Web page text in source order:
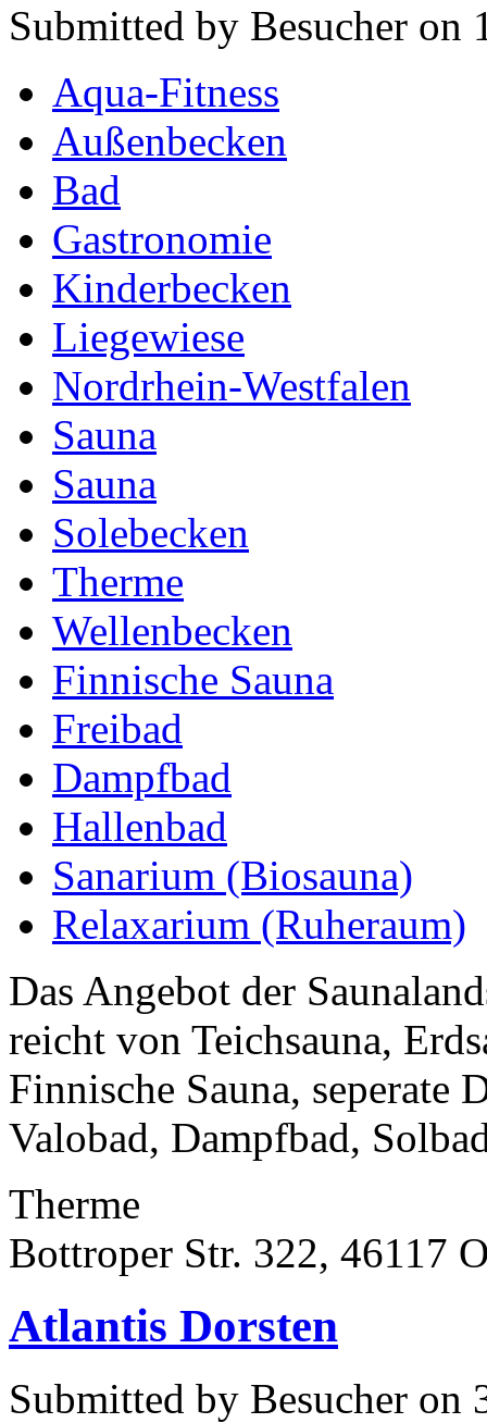
Submitted by Besucher on
Aqua-Fitness
Außenbecken
Bad
Gastronomie
Kinderbecken
Liegewiese
Nordrhein-Westfalen
Sauna
Sauna
Solebecken
Therme
Wellenbecken
Finnische Sauna
Freibad
Dampfbad
Hallenbad
Sanarium (Biosauna)
Relaxarium (Ruheraum)
Das Angebot der
reicht von Teichsauna,
Finnische Sauna, seperate
Valobad, Dampfbad,
Therme
Bottroper Str. 322, 46117
Atlantis Dorsten
Submitted by Besucher on